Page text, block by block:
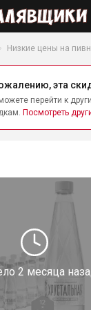
Низкие цены на
эта
перейти к
Посмотреть
2 месяца